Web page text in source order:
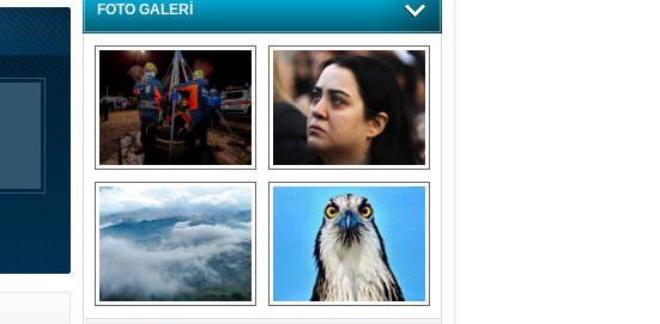
FOTO GALERİ
Bursa'da deprem
tatbikatı gerçeğini
aratmadı
Özlem ve minnetle
anıyoruz
Bursa'dan
Balık Kartalı